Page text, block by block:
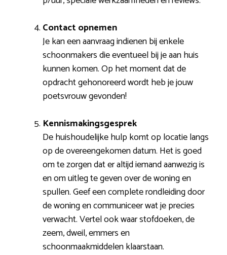
Contact opnemen
Je kan een aanvraag indienen bij enkele
schoonmakers die eventueel bij je aan huis
kunnen komen. Op het moment dat de
opdracht gehonoreerd wordt heb je jouw
poetsvrouw gevonden!
Kennismakingsgesprek
De huishoudelijke hulp komt op locatie langs
op de overeengekomen datum. Het is goed
om te zorgen dat er altijd iemand aanwezig is
en om uitleg te geven over de woning en
spullen. Geef een complete rondleiding door
de woning en communiceer wat je precies
verwacht. Vertel ook waar stofdoeken, de
zeem, dweil, emmers en
schoonmaakmiddelen klaarstaan.